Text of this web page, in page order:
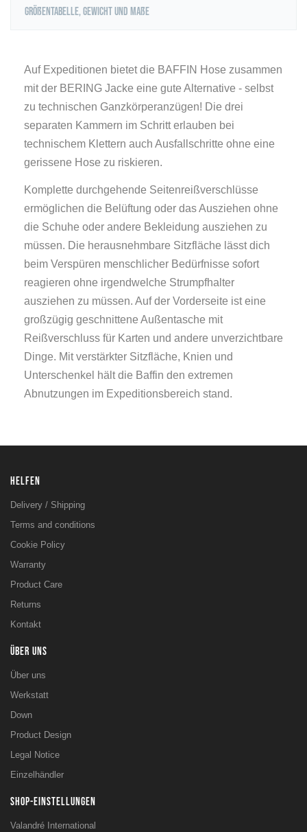
Größentabelle, Gewicht und Maße
Auf Expeditionen bietet die BAFFIN Hose zusammen
mit der BERING Jacke eine gute Alternative - selbst
zu technischen Ganzkörperanzügen! Die drei
separaten Kammern im Schritt erlauben bei
technischem Klettern auch Ausfallschritte ohne eine
gerissene Hose zu riskieren.
Komplette durchgehende Seitenreißverschlüsse
ermöglichen die Belüftung oder das Ausziehen ohne
die Schuhe oder andere Bekleidung ausziehen zu
müssen. Die herausnehmbare Sitzfläche lässt dich
beim Verspüren menschlicher Bedürfnisse sofort
reagieren ohne irgendwelche Strumpfhalter
ausziehen zu müssen. Auf der Vorderseite ist eine
großzügig geschnittene Außentasche mit
Reißverschluss für Karten und andere unverzichtbare
Dinge. Mit verstärkter Sitzfläche, Knien und
Unterschenkel hält die Baffin den extremen
Abnutzungen im Expeditionsbereich stand.
HELFEN
Delivery / Shipping
Terms and conditions
Cookie Policy
Warranty
Product Care
Returns
Kontakt
ÜBER UNS
Über uns
Werkstatt
Down
Product Design
Legal Notice
Einzelhändler
SHOP-EINSTELLUNGEN
Valandré International